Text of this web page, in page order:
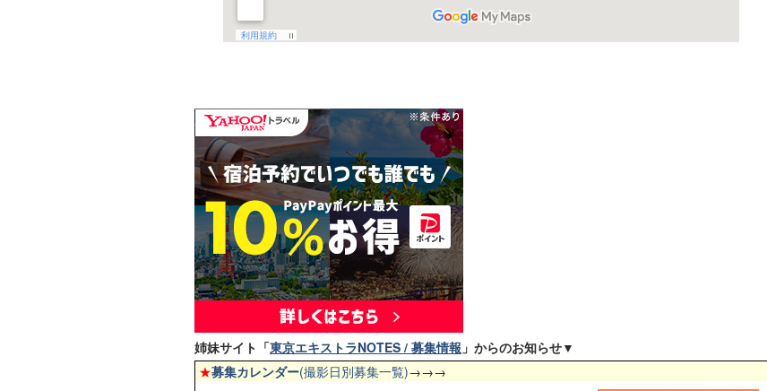
姉妹サイト「東京エキストラNOTES / 募集情報 」からのお知らせ▼
★募集カレンダー(撮影日別募集一覧)→→→